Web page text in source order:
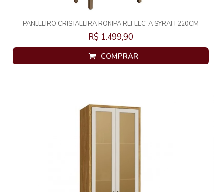
PANELEIRO CRISTALEIRA RONIPA REFLECTA SYRAH 220CM
AMENDOA/CHUMBO
R$ 1.499,90
COMPRAR